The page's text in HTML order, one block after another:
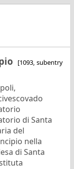
[1093, subentry
di Santa
del
nella
di Santa